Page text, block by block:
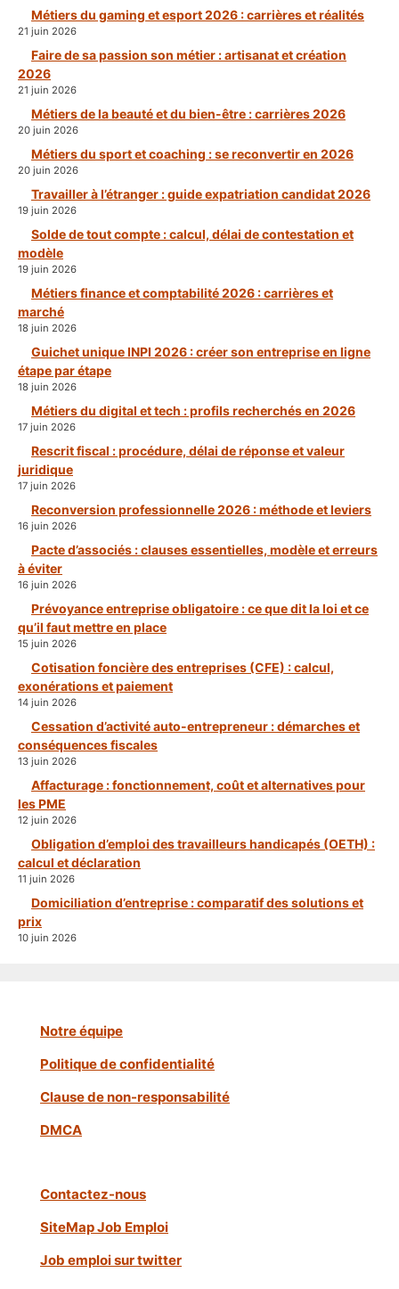
Métiers du gaming et esport 2026 : carrières et réalités
21 juin 2026
Faire de sa passion son métier : artisanat et création
2026
21 juin 2026
Métiers de la beauté et du bien-être : carrières 2026
20 juin 2026
Métiers du sport et coaching : se reconvertir en 2026
20 juin 2026
Travailler à l’étranger : guide expatriation candidat 2026
19 juin 2026
Solde de tout compte : calcul, délai de contestation et
modèle
19 juin 2026
Métiers finance et comptabilité 2026 : carrières et
marché
18 juin 2026
Guichet unique INPI 2026 : créer son entreprise en ligne
étape par étape
18 juin 2026
Métiers du digital et tech : profils recherchés en 2026
17 juin 2026
Rescrit fiscal : procédure, délai de réponse et valeur
juridique
17 juin 2026
Reconversion professionnelle 2026 : méthode et leviers
16 juin 2026
Pacte d’associés : clauses essentielles, modèle et erreurs
à éviter
16 juin 2026
Prévoyance entreprise obligatoire : ce que dit la loi et ce
qu’il faut mettre en place
15 juin 2026
Cotisation foncière des entreprises (CFE) : calcul,
exonérations et paiement
14 juin 2026
Cessation d’activité auto-entrepreneur : démarches et
conséquences fiscales
13 juin 2026
Affacturage : fonctionnement, coût et alternatives pour
les PME
12 juin 2026
Obligation d’emploi des travailleurs handicapés (OETH) :
calcul et déclaration
11 juin 2026
Domiciliation d’entreprise : comparatif des solutions et
prix
10 juin 2026
Notre équipe
Politique de confidentialité
Clause de non-responsabilité
DMCA
Contactez-nous
SiteMap Job Emploi
Job emploi sur twitter